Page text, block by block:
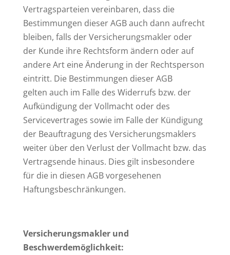
Vertragsparteien vereinbaren, dass die
Bestimmungen dieser AGB auch dann aufrecht
bleiben, falls der Versicherungsmakler oder
der Kunde ihre Rechtsform ändern oder auf
andere Art eine Änderung in der Rechtsperson
eintritt. Die Bestimmungen dieser AGB
gelten auch im Falle des Widerrufs bzw. der
Aufkündigung der Vollmacht oder des
Servicevertrages sowie im Falle der Kündigung
der Beauftragung des Versicherungsmaklers
weiter über den Verlust der Vollmacht bzw. das
Vertragsende hinaus. Dies gilt insbesondere
für die in diesen AGB vorgesehenen
Haftungsbeschränkungen.
Versicherungsmakler und
Beschwerdemöglichkeit: